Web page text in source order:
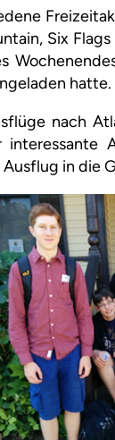
Six
hatte.
nach
in die